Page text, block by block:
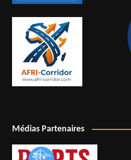
Médias Partenaires